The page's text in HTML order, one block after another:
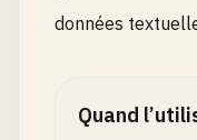
données
Quand